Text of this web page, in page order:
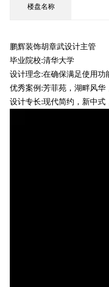
楼盘名称
鹏辉装饰胡章武设计主管
毕业院校:清华大学
设计理念:在确保满足使用功
优秀案例 :芳菲苑，湖畔风华
设计专长:现代简约，新中式